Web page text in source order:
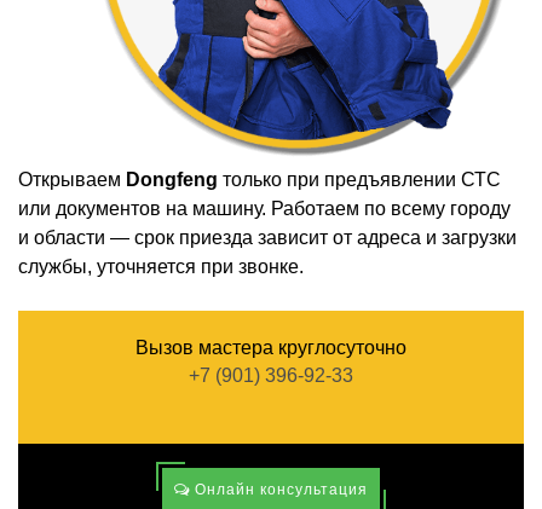
Открываем Dongfeng только при предъявлении СТС
или документов на машину. Работаем по всему городу
и области — срок приезда зависит от адреса и загрузки
службы, уточняется при звонке.
Вызов мастера круглосуточно
+7 (901) 396-92-33
Онлайн консультация